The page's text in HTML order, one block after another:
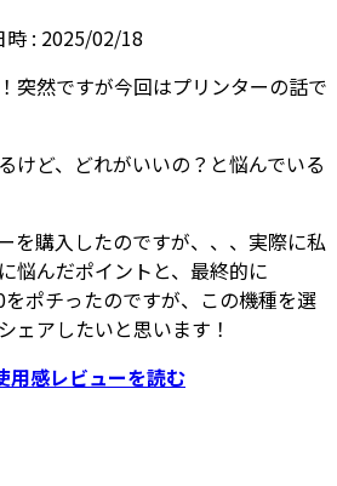
時 : 2025/02/18
突然ですが今回はプリンターの話で
けど、どれがいいの？と悩んでいる
を購入したのですが、、、実際に私
悩んだポイントと、最終的に
をポチったのですが、この機種を選
ェアしたいと思います！
用感レビューを読む